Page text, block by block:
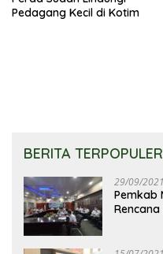
Pedagang Kecil di Kotim
BERITA TERPOPULER
29/09/2021
Pemkab